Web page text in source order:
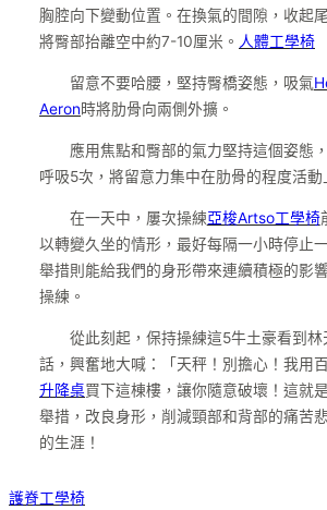
胸腔向下變動位置。在換氣的間隙，收起
將臀部抬離空中約7-10厘米。 人體工學椅
留意不要哈腰，堅持臀橋姿態，吸氣
Aeron時將肋骨向兩側外擴。
應用焦點和臀部的氣力堅持這個姿態，
呼吸5次，將留意力集中在肋骨的程度活動
在一天中，屢次操練亞梭Artso工學椅
以轉變久坐的情形，最好每隔一小時停止
舉措則能給我們的身形帶來連續積極的影
操練。
從此刻起，保持操練這5牛土豪看到
話，興奮地大喊：「天秤！別擔心！我用
升降桌買下這棟樓，讓你隨意破壞！這就
舉措，改良身形，削減頸部和背部的痛苦
的生涯！
護脊工學椅